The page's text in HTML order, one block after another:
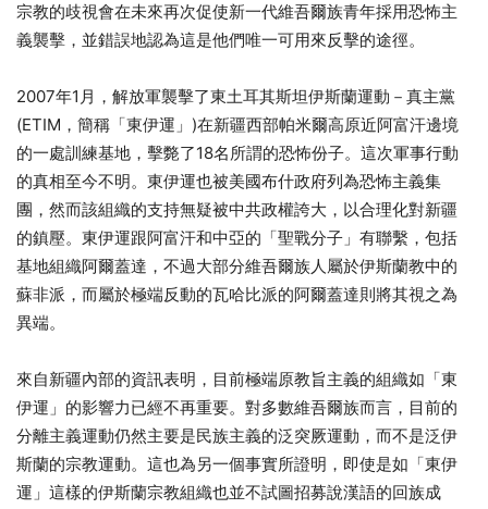
宗教的歧視會在未來再次促使新一代維吾爾族青年採用恐怖主
義襲擊，並錯誤地認為這是他們唯一可用來反擊的途徑。
2007年1月，解放軍襲擊了東土耳其斯坦伊斯蘭運動－真主黨
(ETIM，簡稱「東伊運」)在新疆西部帕米爾高原近阿富汗邊境
的一處訓練基地，擊斃了18名所謂的恐怖份子。這次軍事行動
的真相至今不明。東伊運也被美國布什政府列為恐怖主義集
團，然而該組織的支持無疑被中共政權誇大，以合理化對新疆
的鎮壓。東伊運跟阿富汗和中亞的「聖戰分子」有聯繫，包括
基地組織阿爾蓋達，不過大部分維吾爾族人屬於伊斯蘭教中的
蘇非派，而屬於極端反動的瓦哈比派的阿爾蓋達則將其視之為
異端。
來自新疆內部的資訊表明，目前極端原教旨主義的組織如「東
伊運」的影響力已經不再重要。對多數維吾爾族而言，目前的
分離主義運動仍然主要是民族主義的泛突厥運動，而不是泛伊
斯蘭的宗教運動。這也為另一個事實所證明，即使是如「東伊
運」這樣的伊斯蘭宗教組織也並不試圖招募說漢語的回族成